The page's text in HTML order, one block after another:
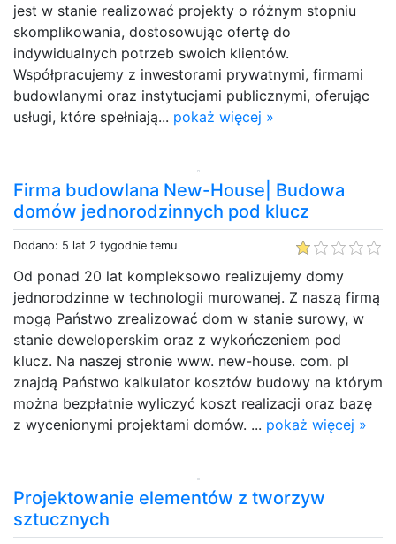
jest w stanie realizować projekty o różnym stopniu
skomplikowania, dostosowując ofertę do
indywidualnych potrzeb swoich klientów.
Współpracujemy z inwestorami prywatnymi, firmami
budowlanymi oraz instytucjami publicznymi, oferując
usługi, które spełniają... pokaż więcej »
Firma budowlana New-House| Budowa
domów jednorodzinnych pod klucz
Dodano: 5 lat 2 tygodnie temu
Od ponad 20 lat kompleksowo realizujemy domy
jednorodzinne w technologii murowanej. Z naszą firmą
mogą Państwo zrealizować dom w stanie surowy, w
stanie deweloperskim oraz z wykończeniem pod
klucz. Na naszej stronie www. new-house. com. pl
znajdą Państwo kalkulator kosztów budowy na którym
można bezpłatnie wyliczyć koszt realizacji oraz bazę
z wycenionymi projektami domów. ... pokaż więcej »
Projektowanie elementów z tworzyw
sztucznych